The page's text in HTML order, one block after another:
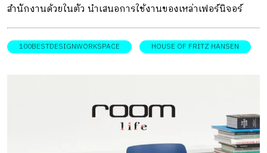
สำนักงานด้วยในตัว นำเสนอการใช้งานของเหล่าเฟอร์นิจอร์
100BESTDESIGNWORKSPACE HOUSE OF FRITZ HANSEN